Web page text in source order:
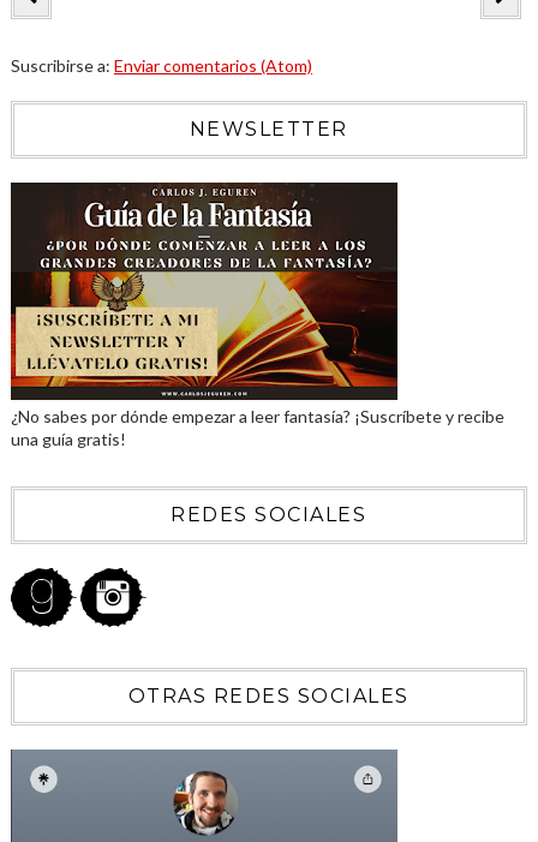
Suscribirse a: Enviar comentarios (Atom)
NEWSLETTER
¿No sabes por dónde empezar a leer fantasía? ¡Suscríbete y recibe
una guía gratis!
REDES SOCIALES
OTRAS REDES SOCIALES